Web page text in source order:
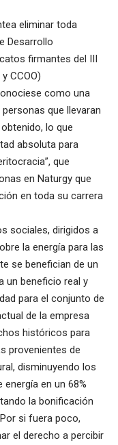
eliminar toda
Desarrollo
firmantes del III
CCOO)
como una
que llevaran
lo que
absoluta para
que
en Naturgy que
en toda su carrera
sociales, dirigidos a
la energía para las
se benefician de un
un beneficio real y
para el conjunto de
de la empresa
históricos para
provenientes de
disminuyendo los
en un 68%
la bonificación
si fuera poco,
el derecho a percibir